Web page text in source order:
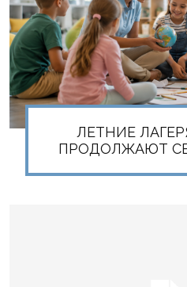
ЛЕТНИЕ
ПРОДОЛЖАЮТ